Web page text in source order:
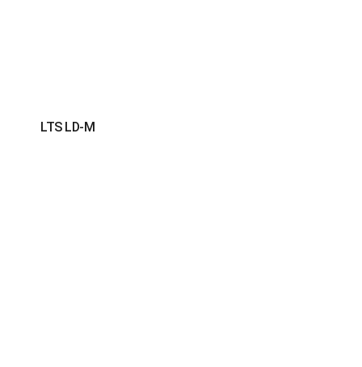
LTS LD-M